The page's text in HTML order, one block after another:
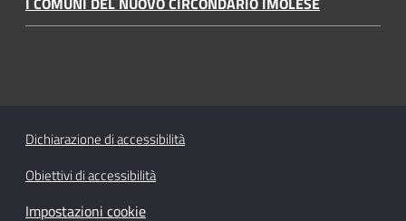
Dichiarazione di accessibilità
Obiettivi di accessibilità
Impostazioni cookie